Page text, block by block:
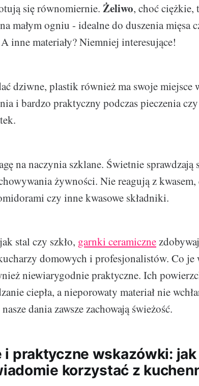
się równomiernie. Żeliwo, choć ciężkie,
małym ogniu - idealne do duszenia mięsa
inne materiały? Niemniej interesujące!
dziwne, plastik również ma swoje miejsce
i bardzo praktyczny podczas pieczenia czy
na naczynia szklane. Świetnie sprawdzają
żywności. Nie reagują z
czy inne kwasowe składniki.
stal czy szkło, garnki ceramiczne
domowych i profesjonalistów. Co je
niewiarygodnie praktyczne. Ich
ciepła, a nieporowaty materiał nie
dania zawsze zachowają świeżość.
i praktyczne wskazówki: jak
korzystać z